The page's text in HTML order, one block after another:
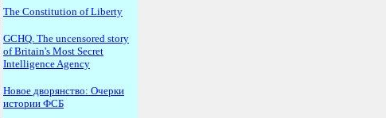
The Constitution of Liberty
GCHQ. The uncensored story
of Britain's Most Secret
Intelligence Agency
Новое дворянство: Очерки
истории ФСБ